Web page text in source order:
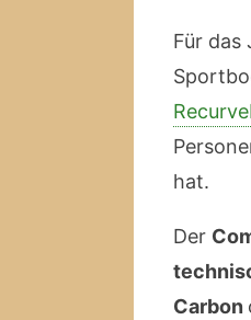
Für das
hat.
Der
Carbon